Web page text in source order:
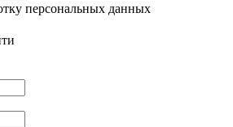
персональных данных